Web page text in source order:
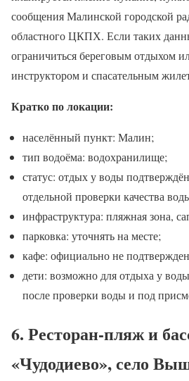
сообщения Малинской городской
областного ЦКПХ. Если таких
ограничиться береговым отдыхом
инструктором и спасательным
Кратко по локации:
населённый пункт: Малин;
тип водоёма: водохранилище;
статус: отдых у воды
отдельной проверки качества
инфраструктура: пляжная зона,
парковка: уточнять на месте;
кафе: официально не
дети: возможно для отдыха у
после проверки воды и под
6. Ресторан-пляж и
«Чудодиево», село